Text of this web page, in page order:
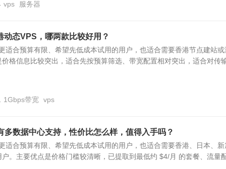
vps 服务器
动态VPS，哪两款比较好用？
适合预算有限、希望先低成本试用的用户，也适合需要香港节点建站或
格信息比较突出，适合先按预算筛选、带宽配置相对突出，适合对传
1Gbps带宽 vps
多数据中心支持，性价比怎么样，值得入手吗？
适合预算有限、希望先低成本试用的用户，也适合需要香港、日本、新
。主要优点是价格门槛较清晰，已提取到最低约 $4/月 的套餐、流量配